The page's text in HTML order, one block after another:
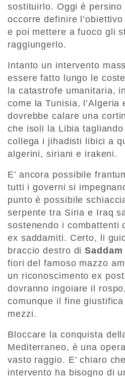
sostituirlo. Oggi è persino
occorre definire
e poi mettere a fuoco gli
raggiungerlo.
Intanto un intervento
essere fatto lungo le
la catastrofe umanitaria,
come la Tunisia, l’Algeria
dovrebbe calare una
che isoli la Libia
collega i jihadisti libici a
algerini, siriani e irakeni.
E’ ancora possibile
tutti i governi si
punto è possibile
serpente tra Siria e Iraq
sostenendo i combattenti
ex saddamiti. Certo, li
braccio destro di
fiori del famoso mazzo
un riconoscimento ex
dovranno ingoiare il
comunque il fine
mezzi.
Bloccare la conquista
Mediterraneo, è una
vasto raggio. E’ chiaro
intervento ha bisogno di